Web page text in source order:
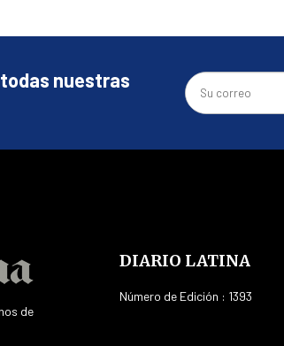
nuestras
de
DIARIO LATINA
Número de Edición : 1393